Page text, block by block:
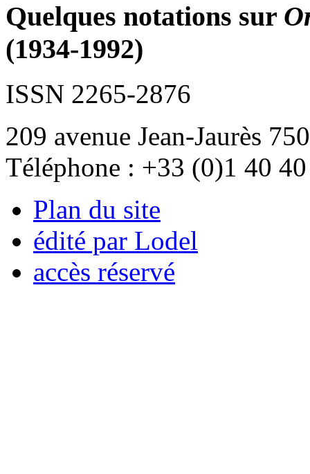
Quelques notations sur
(1934-1992)
ISSN 2265-2876
209 avenue Jean-Jaurès
Téléphone : +33 (0)1 40
Plan du site
édité par Lodel
accès réservé